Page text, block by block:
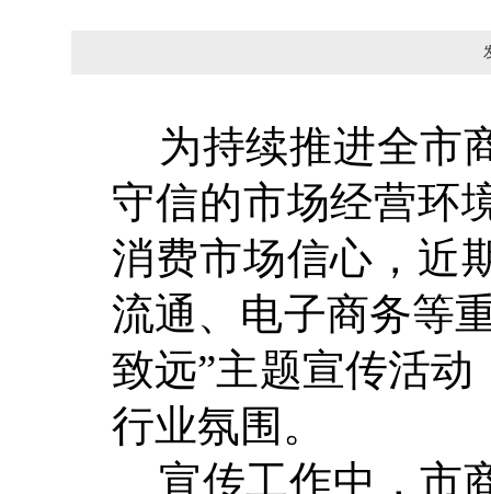
为持续推进全市
守信的市场经营环
消费市场信心，近
流通、电子商务等
致远”主题宣传活
行业氛围。
宣传工作中，市